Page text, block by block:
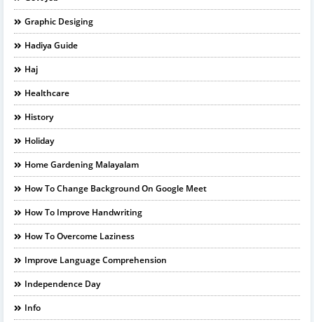
Graphic Desiging
Hadiya Guide
Haj
Healthcare
History
Holiday
Home Gardening Malayalam
How To Change Background On Google Meet
How To Improve Handwriting
How To Overcome Laziness
Improve Language Comprehension
Independence Day
Info